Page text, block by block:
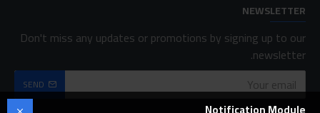
NEWSLETTER
Don't miss any updates or promotions by signing up to our
newsletter.
SEND